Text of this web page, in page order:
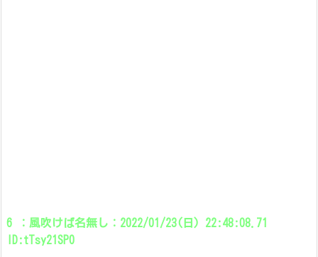
6 ：風吹けば名無し：2022/01/23(日) 22:48:08.71
ID:tTsy21SP0